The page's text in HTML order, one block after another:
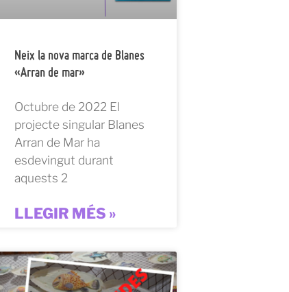
Neix la nova marca de Blanes
«Arran de mar»
Octubre de 2022 El
projecte singular Blanes
Arran de Mar ha
esdevingut durant
aquests 2
LLEGIR MÉS »